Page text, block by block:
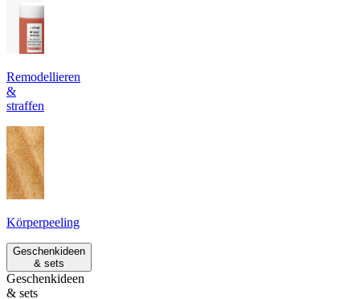
Remodellieren
&
straffen
Körperpeeling
Geschenkideen
& sets
Geschenkideen
& sets